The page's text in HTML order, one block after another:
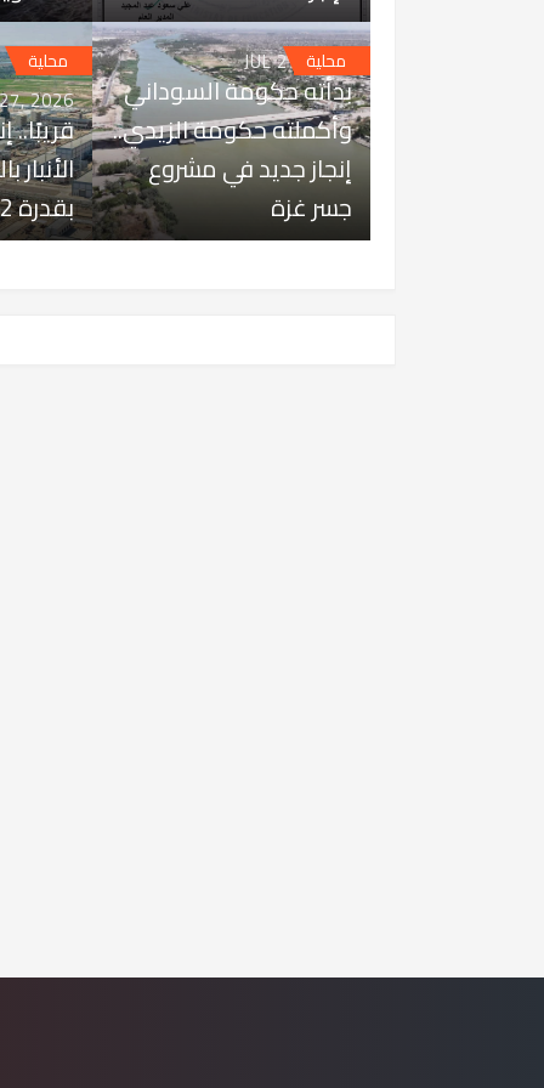
محلية
JUL 27, 2026
بدأته حكومة السوداني
وأكملته حكومة الزيدي..
إنجاز جديد في مشروع
جسر غزة
محلية
2026
قريبًا..
الأنبار
بقدرة 1642 ميغاواط